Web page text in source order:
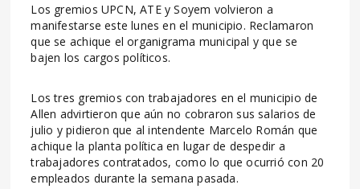
Los gremios UPCN, ATE y Soyem volvieron a
manifestarse este lunes en el municipio. Reclamaron
que se achique el organigrama municipal y que se
bajen los cargos políticos.
Los tres gremios con trabajadores en el municipio de
Allen advirtieron que aún no cobraron sus salarios de
julio y pidieron que al intendente Marcelo Román que
achique la planta política en lugar de despedir a
trabajadores contratados, como lo que ocurrió con 20
empleados durante la semana pasada.